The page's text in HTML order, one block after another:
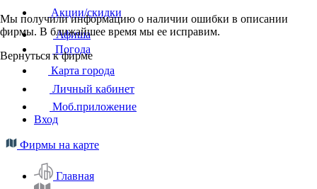
Мы получили информацию о наличии ошибки в описании
фирмы. В ближайшее время мы ее исправим.
Вернуться к фирме
Акции/скидки
Афиша
Погода
Карта города
Личный кабинет
Моб.приложение
Вход
Фирмы на карте
Главная